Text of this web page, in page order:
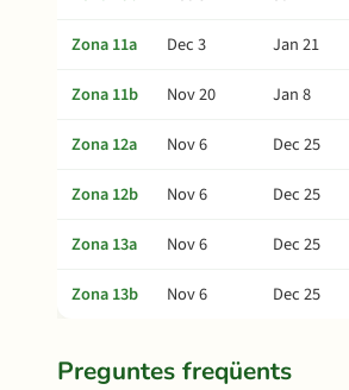
Zona 11a
Dec 3 Jan 21
Zona 11b
Nov 20 Jan 8
Zona 12a
Nov 6 Dec 25
Zona 12b
Nov 6 Dec 25
Zona 13a
Nov 6 Dec 25
Zona 13b
Nov 6 Dec 25
Preguntes freqüents